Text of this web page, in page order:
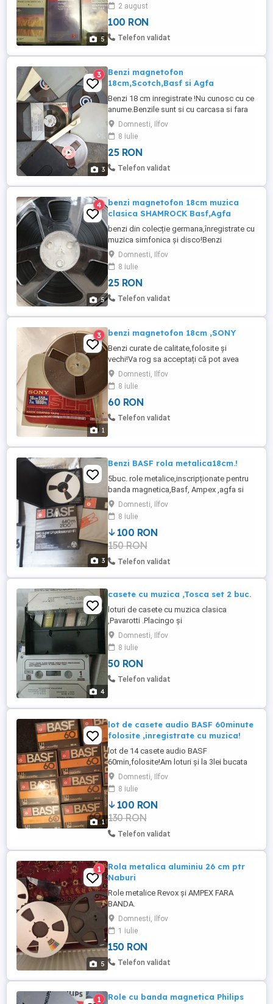
5
2 august
100 RON
Telefon validat
3
3
Benzi magnetofon
18cm,Scotch,Basf si Agfa
Benzi 18 cm inregistrate !Nu cunosc cu ce
anume.Benzile sunt si cu carcasa si fara
carcasa! Lot de cate 10 bucati!Trimit cu
posta !Pentru curieri plata in cont
transport!Numai combinate!
Domnesti, Ilfov
8 iulie
25 RON
Telefon validat
5
4
benzi magnetofon 18cm muzica
clasica SHAMROCK Basf,Agfa
benzi din colecție germana,înregistrate cu
muzica simfonica și disco!Benzi
magnetice 18cm SHAMROCK folosite
made in USA. Basf și Agfa,vechi si
folosite.noi nu am !Pun la posta romana
pachet comanda minim 250lei set
10bucati,plus transport ramburs. !
Domnesti, Ilfov
8 iulie
25 RON
Telefon validat
1
3 benzi magnetofon 18cm ,SONY
Benzi curate de calitate,folosite și
vechi!Va rog sa acceptați că pot avea
întâmplător și defecte de capete banda
,uzura datorita folosirii!Trimit cu posta
romana,comanda minima 150lei!
Domnesti, Ilfov
8 iulie
60 RON
Telefon validat
3
Benzi BASF rola metalica18cm.!
5buc. role metalice,inscripționate pentru
banda magnetica,Basf, Ampex ,agfa si
philips cu rola Metalica!Inregistrate !Provin
din colectii !Germania,cu tot felul de
muzici!Curate nu lasă praf magnetic ,dar
sunt folosite și vechi,va rog sa acceptați
când comandați!Trimit cu posta romana!
Domnesti, Ilfov
8 iulie
100 RON
150 RON
Telefon validat
4
casete cu muzica ,Tosca set 2 buc.
loturi de casete cu muzica clasica
,Pavarotti .Placingo și
orchestrală,Motzard,Vivaldi,10lei
caseta,înregistrare de studiou!Pot oferi
foto,loturi minim 10 bucăți!Posta romana!
Domnesti, Ilfov
8 iulie
50 RON
Telefon validat
1
lot de casete audio BASF 60minute
folosite ,inregistrate cu muzica!
lot de 14 casete audio BASF
60min,folosite!Am loturi și la 3lei bucata
de casete înregistrate de studio folosite !
Domnesti, Ilfov
8 iulie
100 RON
130 RON
Telefon validat
5
1
Rola metalica aluminiu 26 cm ptr
Naburi
Role metalice Revox și AMPEX FARA
BANDA.
Domnesti, Ilfov
1 iulie
150 RON
Telefon validat
1
Role cu banda magnetica Philips